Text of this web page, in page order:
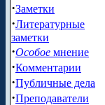
·Заметки
·Литературные
заметки
·Особое мнение
·Комментарии
·Публичные дела
·Преподаватели